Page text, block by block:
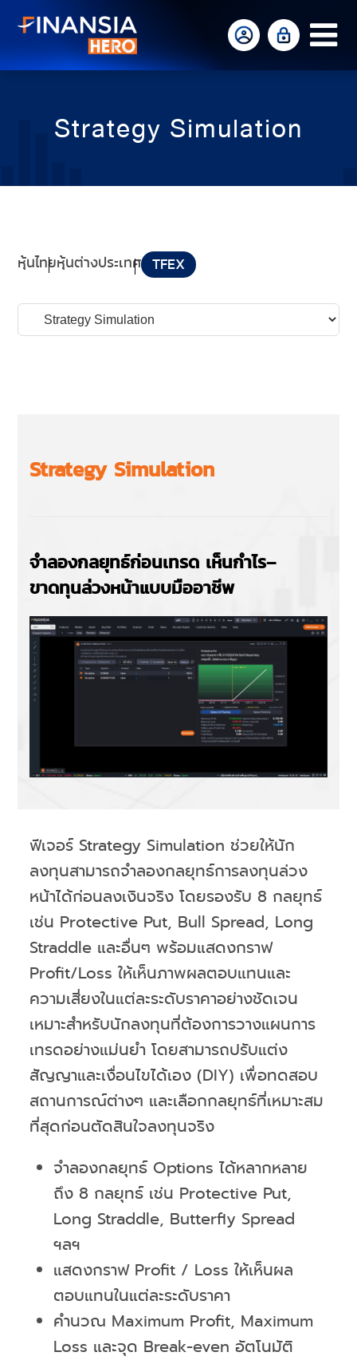
Strategy Simulation
หุ้นไทยหุ้นต่างประเทศ TFEX
Strategy Simulation
จำลองกลยุทธ์ก่อนเทรด เห็นกำไร–
ขาดทุนล่วงหน้าแบบมืออาชีพ
ฟีเจอร์ Strategy Simulation ช่วยให้นัก
ลงทุนสามารถจำลองกลยุทธ์การลงทุนล่วง
หน้าได้ก่อนลงเงินจริง โดยรองรับ 8 กลยุทธ์
เช่น Protective Put, Bull Spread, Long
Straddle และอื่นๆ พร้อมแสดงกราฟ
Profit/Loss ให้เห็นภาพผลตอบแทนและ
ความเสี่ยงในแต่ละระดับราคาอย่างชัดเจน
เหมาะสำหรับนักลงทุนที่ต้องการวางแผนการ
เทรดอย่างแม่นยำ โดยสามารถปรับแต่ง
สัญญาและเงื่อนไขได้เอง (DIY) เพื่อทดสอบ
สถานการณ์ต่างๆ และเลือกกลยุทธ์ที่เหมาะสม
ที่สุดก่อนตัดสินใจลงทุนจริง
จำลองกลยุทธ์ Options ได้หลากหลาย
ถึง 8 กลยุทธ์ เช่น Protective Put,
Long Straddle, Butterfly Spread
ฯลฯ
แสดงกราฟ Profit / Loss ให้เห็นผล
ตอบแทนในแต่ละระดับราคา
คำนวณ Maximum Profit, Maximum
Loss และจุด Break-even อัตโนมัติ